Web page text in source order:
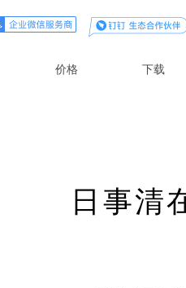
价格 下载
日事清